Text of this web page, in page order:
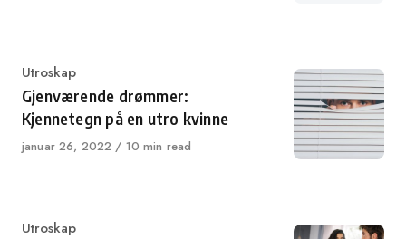
Category
Utroskap
Gjenværende drømmer:
Kjennetegn på en utro kvinne
Published
januar 26, 2022 10 min read
Category
Utroskap